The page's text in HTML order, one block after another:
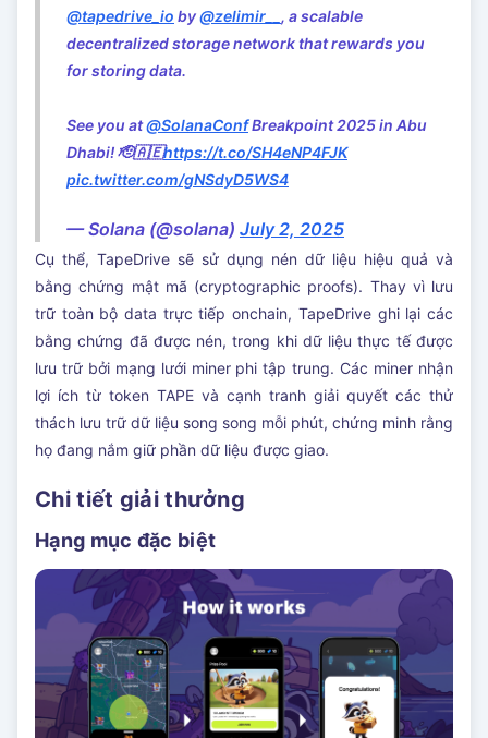
@tapedrive_io by@zelimir__ , a scalable
decentralized storage network that rewards you
for storing data.
See you at@SolanaConfBreakpoint 2025 in Abu
Dhabi! 🫡🇦🇪https://t.co/SH4eNP4FJK
pic.twitter.com/gNSdyD5WS4
— Solana (@solana) July 2, 2025
Cụ thể, TapeDrive sẽ sử dụng nén dữ liệu hiệu quả và
bằng chứng mật mã (cryptographic proofs). Thay vì lưu
trữ toàn bộ data trực tiếp onchain, TapeDrive ghi lại các
bằng chứng đã được nén, trong khi dữ liệu thực tế được
lưu trữ bởi mạng lưới miner phi tập trung. Các miner nhận
lợi ích từ token TAPE và cạnh tranh giải quyết các thử
thách lưu trữ dữ liệu song song mỗi phút, chứng minh rằng
họ đang nắm giữ phần dữ liệu được giao.
Chi tiết giải thưởng
Hạng mục đặc biệt